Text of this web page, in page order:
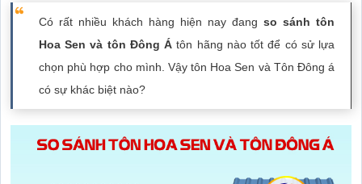
Có rất nhiều khách hàng hiện nay đang so sánh tôn
Hoa Sen và tôn Đông Á tôn hãng nào tốt để có sử lựa
chọn phù hợp cho mình. Vậy tôn Hoa Sen và Tôn Đông á
có sự khác biệt nào?